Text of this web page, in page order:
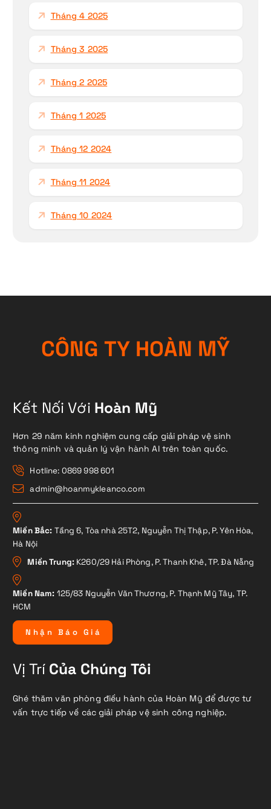
Tháng 4 2025
Tháng 3 2025
Tháng 2 2025
Tháng 1 2025
Tháng 12 2024
Tháng 11 2024
Tháng 10 2024
CÔNG TY HOÀN MỸ
Kết Nối Với Hoàn Mỹ
Hơn 29 năm kinh nghiệm cung cấp giải pháp vệ sinh
thông minh và quản lý vận hành AI trên toàn quốc.
Hotline: 0869 998 601
admin@hoanmykleanco.com
Miền Bắc: Tầng 6, Tòa nhà 25T2, Nguyễn Thị Thập, P. Yên Hòa,
Hà Nội
Miền Trung: K260/29 Hải Phòng, P. Thanh Khê, TP. Đà Nẵng
Miền Nam: 125/83 Nguyễn Văn Thương, P. Thạnh Mỹ Tây, TP.
HCM
N hậ n B á o G i á
Vị TríCủa Chúng Tôi
Ghé thăm văn phòng điều hành của Hoàn Mỹ để được tư
vấn trực tiếp về các giải pháp vệ sinh công nghiệp.